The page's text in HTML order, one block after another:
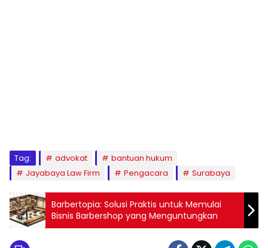
Tag: advokat
bantuan hukum
Jayabaya Law Firm
Pengacara Surabaya
Barbertopia: Solusi Praktis untuk Memulai
Bisnis Barbershop yang Menguntungkan